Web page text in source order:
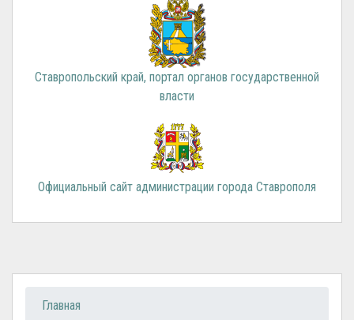
Ставропольский край, портал органов государственной
власти
Официальный сайт администрации города Ставрополя
Вы здесь
Главная